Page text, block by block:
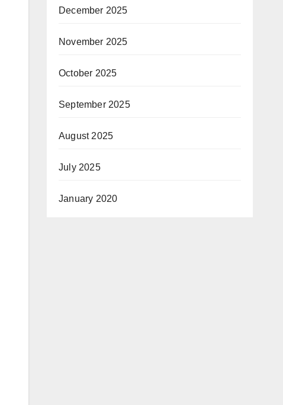
December 2025
November 2025
October 2025
September 2025
August 2025
July 2025
January 2020